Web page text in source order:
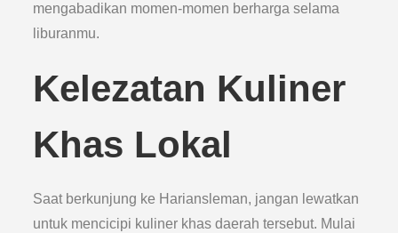
mengabadikan momen-momen berharga selama
liburanmu.
Kelezatan Kuliner
Khas Lokal
Saat berkunjung ke Hariansleman, jangan lewatkan
untuk mencicipi kuliner khas daerah tersebut. Mulai